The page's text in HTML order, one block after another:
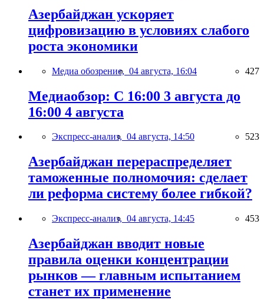
Азербайджан ускоряет
цифровизацию в условиях слабого
роста экономики
Медиа обозрение, 04 августа, 16:04 427
Медиаобзор: С 16:00 3 августа до
16:00 4 августа
Экспресс-анализ, 04 августа, 14:50 523
Азербайджан перераспределяет
таможенные полномочия: сделает
ли реформа систему более гибкой?
Экспресс-анализ, 04 августа, 14:45 453
Азербайджан вводит новые
правила оценки концентрации
рынков — главным испытанием
станет их применение